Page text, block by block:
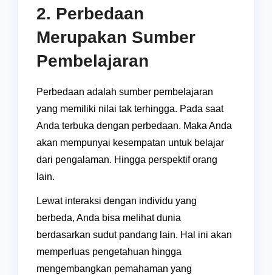
2. Perbedaan
Merupakan Sumber
Pembelajaran
Perbedaan adalah sumber pembelajaran
yang memiliki nilai tak terhingga. Pada saat
Anda terbuka dengan perbedaan. Maka Anda
akan mempunyai kesempatan untuk belajar
dari pengalaman. Hingga perspektif orang
lain.
Lewat interaksi dengan individu yang
berbeda, Anda bisa melihat dunia
berdasarkan sudut pandang lain. Hal ini akan
memperluas pengetahuan hingga
mengembangkan pemahaman yang